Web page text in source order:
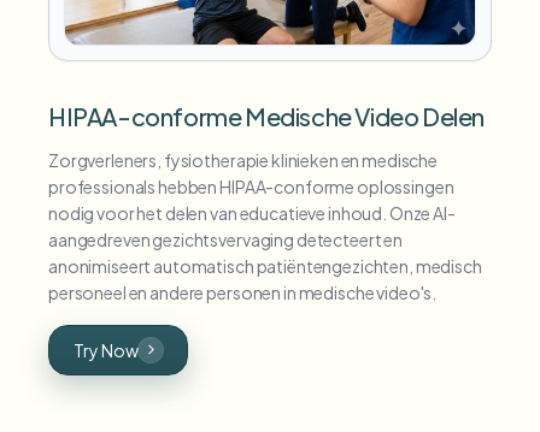
HIPAA-conforme Medische Video Delen
Zorgverleners, fysiotherapie klinieken en medische
professionals hebben HIPAA-conforme oplossingen
nodig voor het delen van educatieve inhoud. Onze AI-
aangedreven gezichtsvervaging detecteert en
anonimiseert automatisch patiëntengezichten, medisch
personeel en andere personen in medische video's.
Try Now